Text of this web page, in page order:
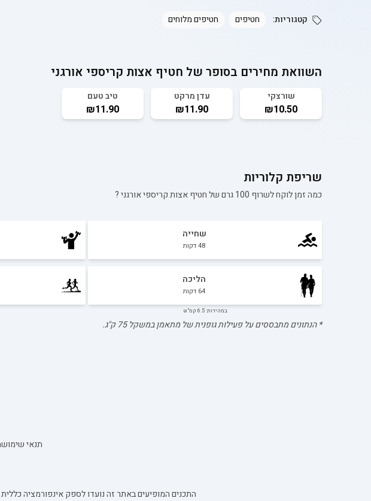
קטגוריות: חטיפים חטיפים מלוחים
השוואת מחירים בסופר של חטיף אצות קריספי אורגני
שורצקי
₪10.50
עדן מרקט
₪11.90
טיב טעם
₪11.90
שריפת קלוריות
כמה זמן לוקח לשרוף 100 גרם של חטיף אצות קריספי אורגני?
שחייה
48דקות
הליכה
64 דקות
במהירות: 6.5 קמ"ש
* הנתונים מתבססים על פעילות גופנית של מתאמן במשקל75ק"ג.
תנאי שימוש
התכנים המופיעים באתר זה נועדו לספק אינפורמציה